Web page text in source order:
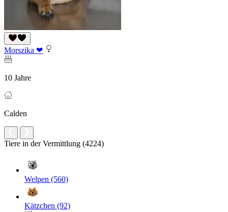
Morszika ❤
10 Jahre
Calden
Tiere in der Vermittlung (4224)
Welpen (560)
Kätzchen (92)